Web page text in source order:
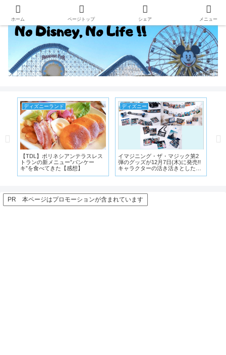
ディズニー
美女と野獣のアトラクションに乗
った感想!抽選に外れても新エリア
には入れる!!【ネタバレ注意】
ディズニーシー
東京ディズニーシーにある８つの
テーマポートの魅力や25年間の歴
史がつまったグッズが発売
PR 本ページはプロモーションが含まれています
ホーム ページトップ シェア メニュー